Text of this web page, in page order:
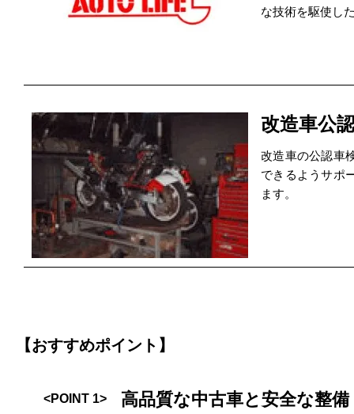
な技術を駆使し
改造車公
改造車の公認車
できるようサポ
ます。
【おすすめポイント】
<POINT 1> 高品質な中古車と安全な整備